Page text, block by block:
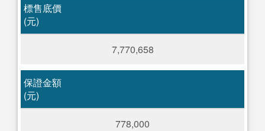
標售底價
(元)
7,770,658
保證金額
(元)
778,000